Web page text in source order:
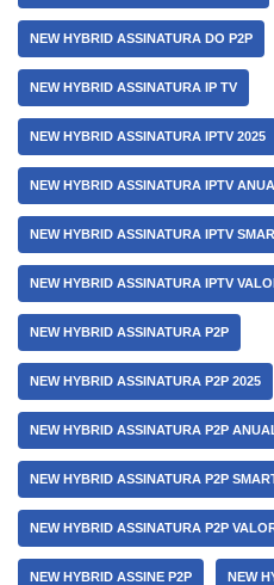
NEW HYBRID ASSINATURA DO P2P
NEW HYBRID ASSINATURA IP TV
NEW HYBRID ASSINATURA IPTV 2025
NEW HYBRID ASSINATURA IPTV
NEW HYBRID ASSINATURA IPTV
NEW HYBRID ASSINATURA IPTV
NEW HYBRID ASSINATURA P2P
NEW HYBRID ASSINATURA P2P 2025
NEW HYBRID ASSINATURA P2P
NEW HYBRID ASSINATURA P2P
NEW HYBRID ASSINATURA P2P
NEW HYBRID ASSINE P2P NEW